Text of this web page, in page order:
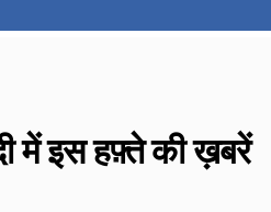
में इस हफ़्ते की ख़बरें